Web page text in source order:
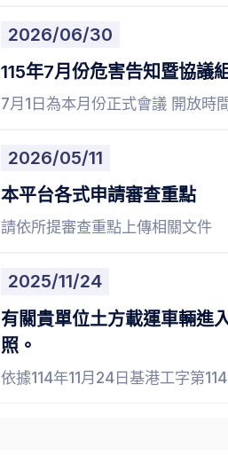
2026/06/30
115年7月份危害告知暨協議
7月1日為本月份正式會議 開放
2026/05/11
本平台各式申請審查重點
請依所提審查重點上傳相關文件
2025/11/24
有關貴單位土方載運車輛進
照。
依據114年11月24日基港工字第